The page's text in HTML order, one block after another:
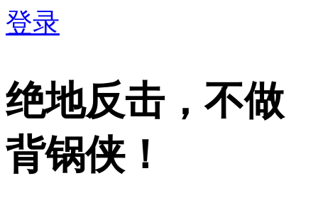
登录
绝地反击，不做
背锅侠！